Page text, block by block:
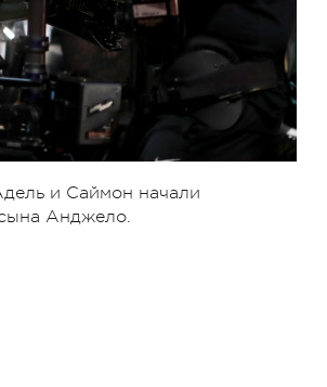
и Саймон начали
сына Анджело.